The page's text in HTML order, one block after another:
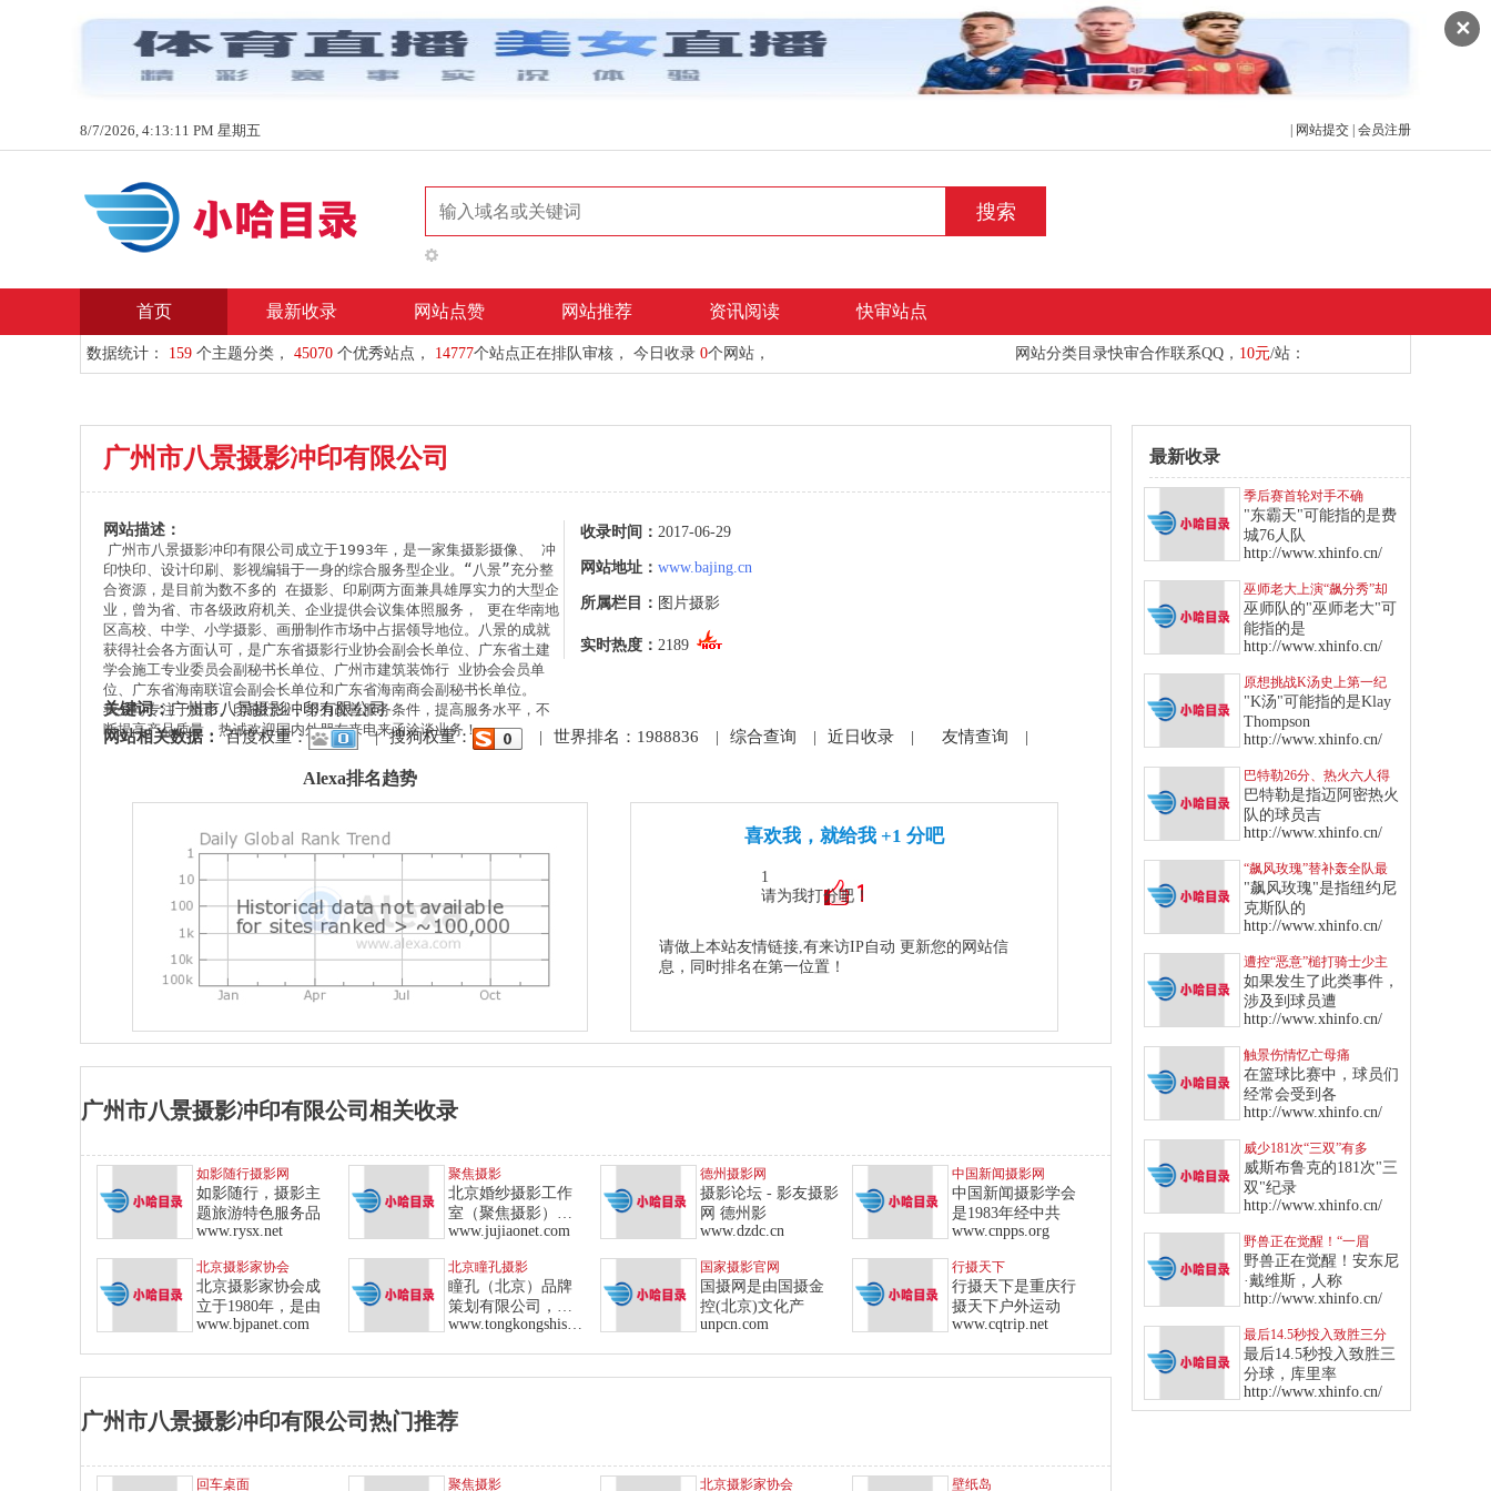
✕
8/7/2026, 4:13:11 PM 星期五 网站提交 会员注册
搜索
首页 最新收录 网站点赞 网站推荐 资讯阅读 快审站点
数据统计： 159 个主题分类， 45070 个优秀站点， 14777个站点正在排队审核， 今日收录 0个网站， 网站分类目录快审合作联系QQ， 10元/站：
广州市八景摄影冲印有限公司
网站描述：
广州市八景摄影冲印有限公司成立于1993年，是一家集摄影摄像、 冲
印快印、设计印刷、影视编辑于一身的综合服务型企业。“八景”充分整
合资源，是目前为数不多的 在摄影、印刷两方面兼具雄厚实力的大型企
业，曾为省、市各级政府机关、企业提供会议集体照服务， 更在华南地
区高校、中学、小学摄影、画册制作市场中占据领导地位。八景的成就
获得社会各方面认可，是广东省摄影行业协会副会长单位、广东省土建
学会施工专业委员会副秘书长单位、广州市建筑装饰行 业协会会员单
位、广东省海南联谊会副会长单位和广东省海南商会副秘书长单位。
我公司专注于摄影、印刷行业，努力改善服务条件，提高服务水平，不
断提高产品质量，热诚欢迎国内外朋友来电来函洽谈业务！
收录时间： 2017-06-29
网站地址： www.bajing.cn
所属栏目： 图片摄影
实时热度： 2189
关键词：广州市八景摄影冲印有限公司
网站相关数据：
百度权重： | 搜狗权重： | 世界排名：1988836 | 综合查询 | 近日收录 | 友情查询 |
Alexa排名趋势
喜欢我，就给我 +1 分吧
1
请为我打分吧！
请做上本站友情链接,有来访IP自动 更新您的网站信
息，同时排名在第一位置！
广州市八景摄影冲印有限公司相关收录
如影随行摄影网
如影随行，摄影主
题旅游特色服务品
www.rysx.net
聚焦摄影
北京婚纱摄影工作
室（聚焦摄影）中
国
www.jujiaonet.com
德州摄影网
摄影论坛 - 影友摄影
网 德州影
www.dzdc.cn
中国新闻摄影网
中国新闻摄影学会
是1983年经中共
www.cnpps.org
北京摄影家协会
北京摄影家协会成
立于1980年，是由
www.bjpanet.com
北京瞳孔摄影
瞳孔（北京）品牌
策划有限公司，简
称瞳
www.tongkongshishang.com
国家摄影官网
国摄网是由国摄金
控(北京)文化产
unpcn.com
行摄天下
行摄天下是重庆行
摄天下户外运动
www.cqtrip.net
广州市八景摄影冲印有限公司热门推荐
回车桌面 聚焦摄影 北京摄影家协会 壁纸岛
最新收录
季后赛首轮对手不确
定，“东霸天”七六人针对
多队制定战术
"东霸天"可能指的是费
城76人队
http://www.xhinfo.cn/
巫师老大上演“飙分秀”却
传伤情，“得分王”头衔恐
拱手让给库里
巫师队的"巫师老大"可
能指的是
http://www.xhinfo.cn/
原想挑战K汤史上第一纪
录，无奈“这点”让库里只
能作罢
"K汤"可能指的是Klay
Thompson
http://www.xhinfo.cn/
巴特勒26分、热火六人得
分上双，挡住绿衫军反扑
攻势
巴特勒是指迈阿密热火
队的球员吉
http://www.xhinfo.cn/
“飙风玫瑰”替补轰全队最
高，率领纽约尼克斯击退
快船
"飙风玫瑰"是指纽约尼
克斯队的
http://www.xhinfo.cn/
遭控“恶意”槌打骑士少主
软弱部位，东契奇遭驱逐
出场
如果发生了此类事件，
涉及到球员遭
http://www.xhinfo.cn/
触景伤情忆亡母痛
哭，“狼王”化悲伤为力量
率队血洗魔术
在篮球比赛中，球员们
经常会受到各
http://www.xhinfo.cn/
威少181次“三双”有多
狂？爵士13年来全队才1
次
威斯布鲁克的181次"三
双"纪录
http://www.xhinfo.cn/
野兽正在觉醒！“一眉
哥”飙纪录成“侠客”后队史
第一人
野兽正在觉醒！安东尼
·戴维斯，人称
http://www.xhinfo.cn/
最后14.5秒投入致胜三分
球！库里率勇士击败西部
龙头爵士
最后14.5秒投入致胜三
分球，库里率
http://www.xhinfo.cn/